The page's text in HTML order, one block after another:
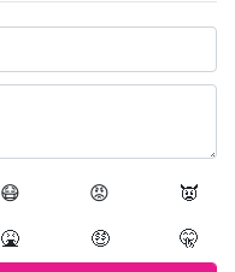
😷 😡 👿
🤮 🤑 🤫